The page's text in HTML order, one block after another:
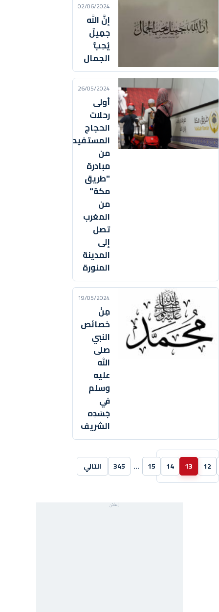
02/06/2024
إنَّ اللَّه
جمِيلٌ
يُحِبُّ
الجمال
26/05/2024
أولى
رحلات
الحجاج
المستفيدين
من
مبادرة
"طريق
مكة"
من
المغرب
تصل
إلى
المدينة
المنورة
19/05/2024
مِنْ
خصائص
النبي
صلى
الله
عليه
وسلم
في
جَسَدِه
الشريف
12
13
14
15
…
345 التالي